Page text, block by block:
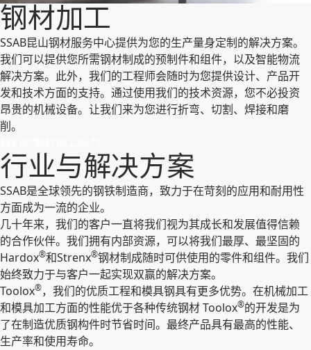
钢材加工
SSAB昆山钢材服务中心提供为您的生产量身定制的解决方案。
我们可以提供您所需钢材制成的预制件和组件，以及智能物流
解决方案。此外，我们的工程师会随时为您提供设计、产品开
发和技术方面的支持。通过使用我们的技术资源，您不必投资
昂贵的机械设备。让我们来为您进行折弯、切割、焊接和磨
削。
行业与解决方案
SSAB是全球领先的钢铁制造商，致力于在苛刻的应用和耐用性
方面成为一流的企业。
几十年来，我们的客户一直将我们视为其成长和发展值得信赖
的合作伙伴。我们拥有内部资源，可以将我们最厚、最坚固的
Hardox®和Strenx®钢材制成随时可供使用的零件和组件。我们
始终致力于与客户一起实现双赢的解决方案。
Toolox®，我们的优质工程和模具钢具有更多优势。在机械加工
和模具加工方面的性能优于各种传统钢材 Toolox®的开发是为
了在制造优质钢构件时节省时间。最终产品具有最高的性能、
生产率和使用寿命。